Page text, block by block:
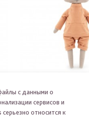
КОАЛА
с данными о
сервисов и
относится к